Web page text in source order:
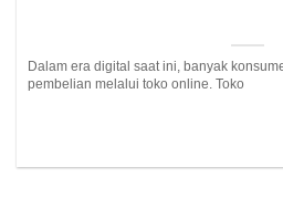
Dalam era digital saat ini, banyak
pembelian melalui toko online. Toko